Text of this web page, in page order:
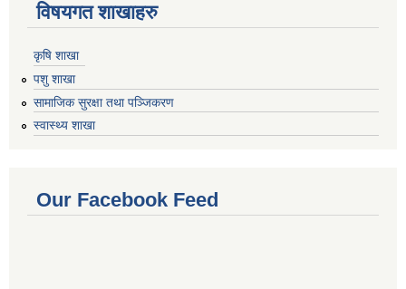
विषयगत शाखाहरु
कृषि शाखा
पशु शाखा
सामाजिक सुरक्षा तथा पञ्जिकरण
स्वास्थ्य शाखा
Our Facebook Feed